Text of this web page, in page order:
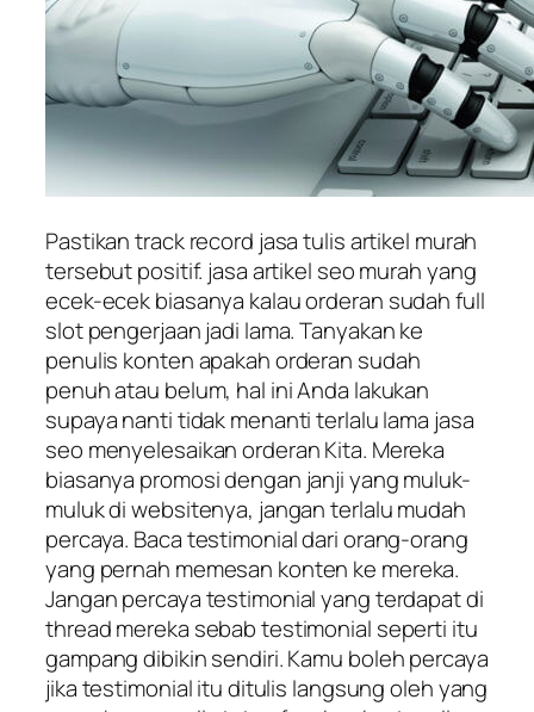
Pastikan track record jasa tulis artikel murah
tersebut positif. jasa artikel seo murah yang
ecek-ecek biasanya kalau orderan sudah full
slot pengerjaan jadi lama. Tanyakan ke
penulis konten apakah orderan sudah
penuh atau belum, hal ini Anda lakukan
supaya nanti tidak menanti terlalu lama jasa
seo menyelesaikan orderan Kita. Mereka
biasanya promosi dengan janji yang muluk-
muluk di websitenya, jangan terlalu mudah
percaya. Baca testimonial dari orang-orang
yang pernah memesan konten ke mereka.
Jangan percaya testimonial yang terdapat di
thread mereka sebab testimonial seperti itu
gampang dibikin sendiri. Kamu boleh percaya
jika testimonial itu ditulis langsung oleh yang